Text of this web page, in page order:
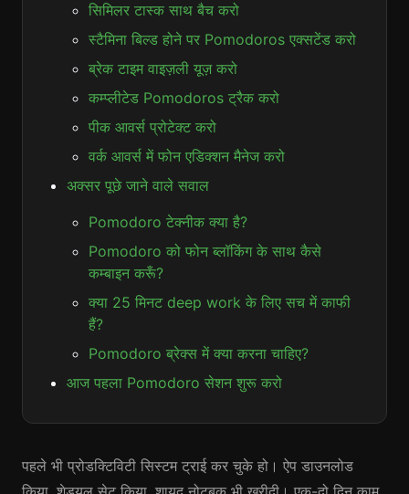
सिमिलर टास्क साथ बैच करो
स्टैमिना बिल्ड होने पर Pomodoros एक्सटेंड करो
ब्रेक टाइम वाइज़ली यूज़ करो
कम्प्लीटेड Pomodoros ट्रैक करो
पीक आवर्स प्रोटेक्ट करो
वर्क आवर्स में फोन एडिक्शन मैनेज करो
अक्सर पूछे जाने वाले सवाल
Pomodoro टेक्नीक क्या है?
Pomodoro को फोन ब्लॉकिंग के साथ कैसे
कम्बाइन करूँ?
क्या 25 मिनट deep work के लिए सच में काफी
हैं?
Pomodoro ब्रेक्स में क्या करना चाहिए?
आज पहला Pomodoro सेशन शुरू करो
पहले भी प्रोडक्टिविटी सिस्टम ट्राई कर चुके हो। ऐप डाउनलोड